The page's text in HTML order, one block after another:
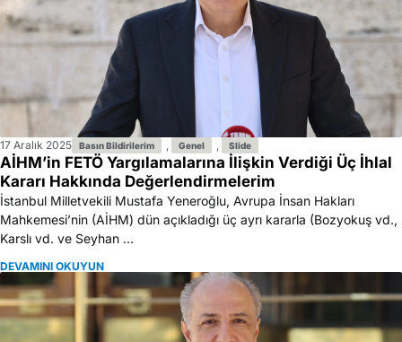
17 Aralık 2025 Basın Bildirilerim , Genel , Slide
AİHM’in FETÖ Yargılamalarına İlişkin Verdiği Üç İhlal
Kararı Hakkında Değerlendirmelerim
İstanbul Milletvekili Mustafa Yeneroğlu, Avrupa İnsan Hakları
Mahkemesi’nin (AİHM) dün açıkladığı üç ayrı kararla (Bozyokuş vd.,
Karslı vd. ve Seyhan ...
DEVAMINI OKUYUN